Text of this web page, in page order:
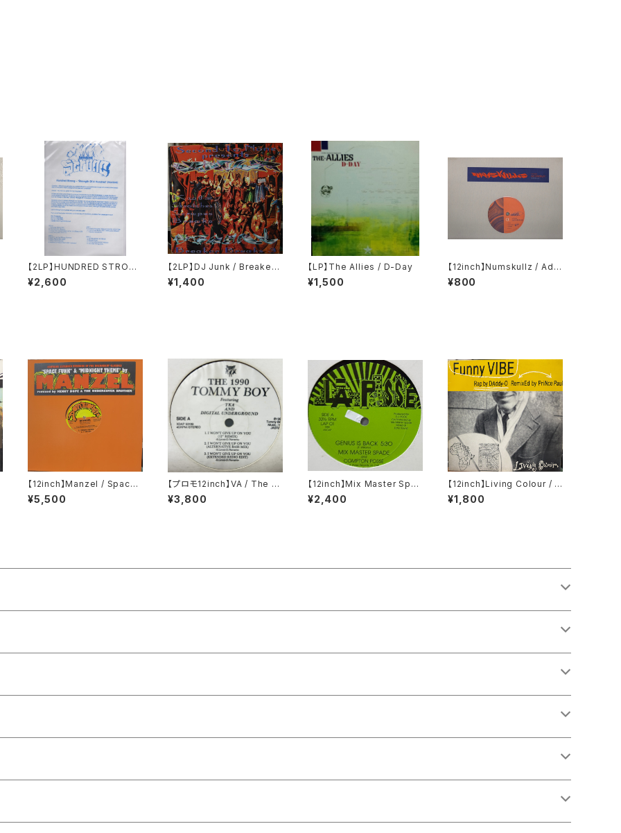
【2LP】HUNDRED STRONG
/ Strength Of A Hundred
¥2,600
【2LP】DJ Junk / Breaker
Breaks 3
¥1,400
【LP】The Allies / D-Day
¥1,500
【12inch】Numskullz / Ad I
nfinitum
¥800
【12inch】Manzel / Space
Funk / Midnight Theme
¥5,500
【プロモ12inch】VA / The 19
90 Tommy Boy
¥3,800
【12inch】Mix Master Spad
e And Compton Posse /
Genius Is Back
¥2,400
【12inch】Living Colour / F
unny Vibe
¥1,800